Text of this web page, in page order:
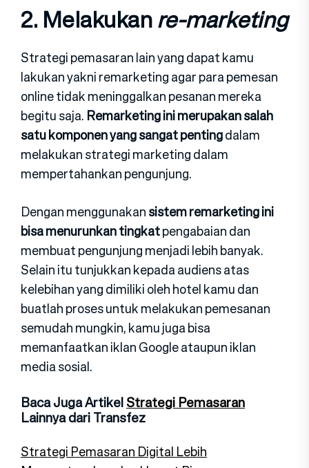
2. Melakukanre-marketing
Strategi pemasaran lain yang dapat kamu
lakukan yakni remarketing agar para pemesan
online tidak meninggalkan pesanan mereka
begitu saja. Remarketing ini merupakan salah
satu komponen yang sangat pentingdalam
melakukan strategi marketing dalam
mempertahankan pengunjung.
Dengan menggunakansistem remarketing ini
bisa menurunkan tingkatpengabaian dan
membuat pengunjung menjadi lebih banyak.
Selain itu tunjukkan kepada audiens atas
kelebihan yang dimiliki oleh hotel kamu dan
buatlah proses untuk melakukan pemesanan
semudah mungkin, kamu juga bisa
memanfaatkan iklan Google ataupun iklan
media sosial.
Baca Juga ArtikelStrategi Pemasaran
Lainnya dari Transfez
Strategi Pemasaran Digital Lebih